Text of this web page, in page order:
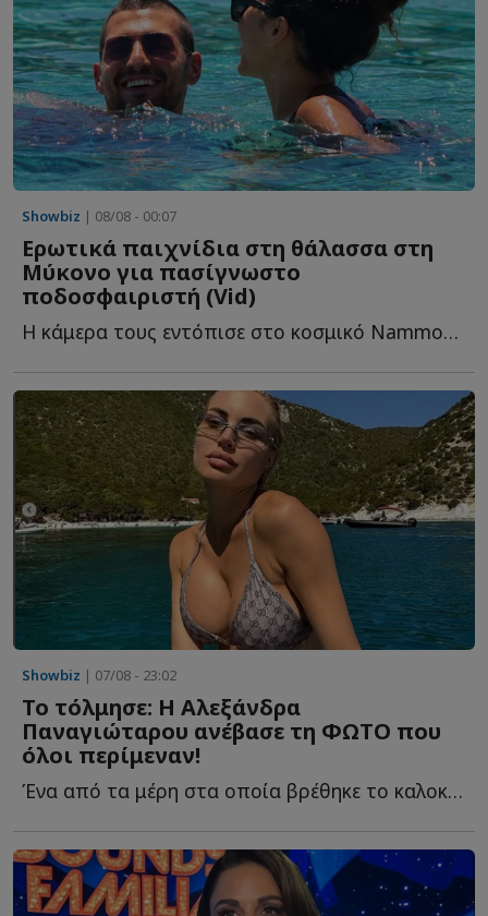
Showbiz | 08/08 - 00:07
Ερωτικά παιχνίδια στη θάλασσα στη
Μύκονο για πασίγνωστο
ποδοσφαιριστή (Vid)
Η κάμερα τους εντόπισε στο κοσμικό Nammos που συγκεντρώνει π...
Showbiz | 07/08 - 23:02
Το τόλμησε: Η Αλεξάνδρα
Παναγιώταρου ανέβασε τη ΦΩΤΟ που
όλοι περίμεναν!
Ένα από τα μέρη στα οποία βρέθηκε το καλοκαίρι η Αλεξάνδρα Π...